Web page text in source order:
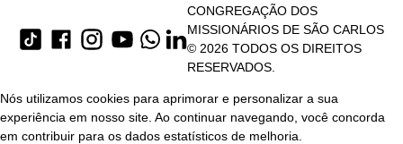
CONGREGAÇÃO DOS
MISSIONÁRIOS DE SÃO CARLOS
© 2026 TODOS OS DIREITOS
RESERVADOS.
Nós utilizamos cookies para aprimorar e personalizar a sua
experiência em nosso site. Ao continuar navegando, você concorda
em contribuir para os dados estatísticos de melhoria.